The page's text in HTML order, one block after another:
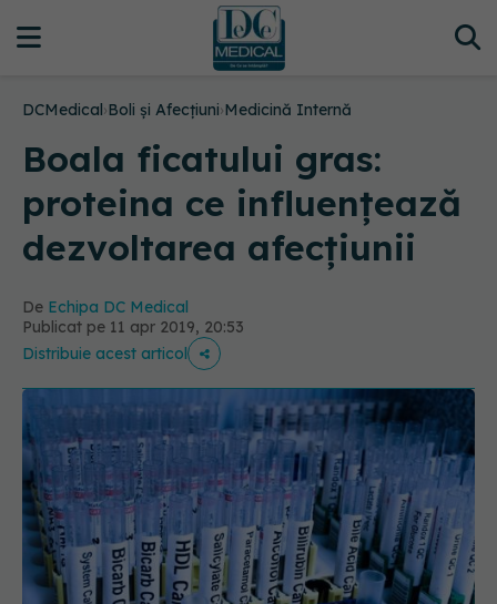
DCMedical›Boli și Afecțiuni›Medicină Internă
Boala ficatului gras:
proteina ce influențează
dezvoltarea afecțiunii
De Echipa DC Medical
Publicat pe 11 apr 2019, 20:53
Distribuie acest articol